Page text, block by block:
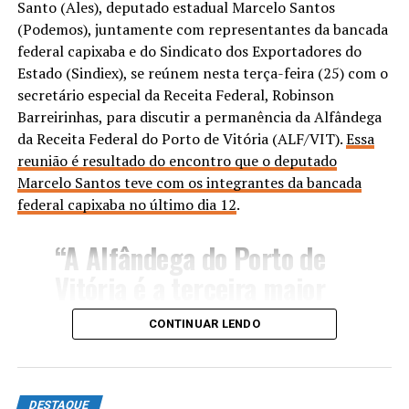
Santo (Ales), deputado estadual Marcelo Santos
(Podemos), juntamente com representantes da bancada
federal capixaba e do Sindicato dos Exportadores do
Estado (Sindiex), se reúnem nesta terça-feira (25) com o
secretário especial da Receita Federal, Robinson
Barreirinhas, para discutir a permanência da Alfândega
da Receita Federal do Porto de Vitória (ALF/VIT).Essa
reunião é resultado do encontro que o deputado
Marcelo Santos teve com os integrantes da bancada
federal capixaba no último dia 12.
“A Alfândega do Porto de
em volume de importações
e a segunda maior em valor
médio de Declarações de
CONTINUAR LENDO
DESTAQUE